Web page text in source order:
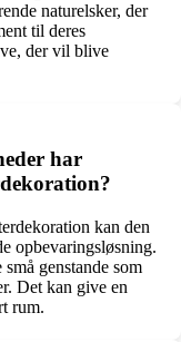
naturelsker, der
til deres
der vil blive
har
kan den
opbevaringsløsning.
genstande som
Det kan give en
rum.